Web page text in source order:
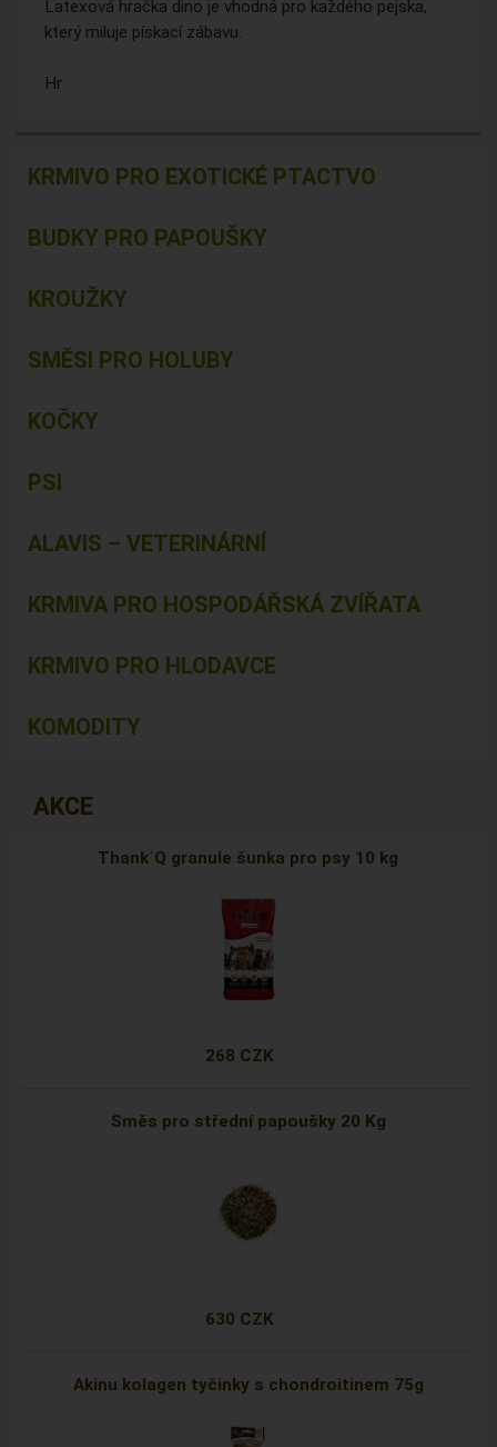
Latexová hračka dino je vhodná pro každého pejska,
který miluje pískací zábavu.
Hr
KRMIVO PRO EXOTICKÉ PTACTVO
BUDKY PRO PAPOUŠKY
KROUŽKY
SMĚSI PRO HOLUBY
KOČKY
PSI
ALAVIS – VETERINÁRNÍ
KRMIVA PRO HOSPODÁŘSKÁ ZVÍŘATA
KRMIVO PRO HLODAVCE
KOMODITY
AKCE
Thank´Q granule šunka pro psy 10 kg
268 CZK
Směs pro střední papoušky 20 Kg
630 CZK
Akinu kolagen tyčinky s chondroitinem 75g